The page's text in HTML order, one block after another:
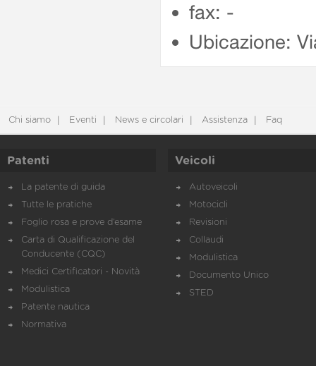
fax: -
Ubicazione:
Chi siamo Eventi News e circolari Assistenza Faq
Patenti
La patente di guida
Tutte le pratiche
Foglio rosa e prove d’esame
Carta di Qualificazione del
Conducente (CQC)
Medici Certificatori - Novità
Modulistica
Patente nautica
Normativa
Veicoli
Autoveicoli
Motocicli
Revisioni
Collaudi
Modulistica
Documento Unico
STED